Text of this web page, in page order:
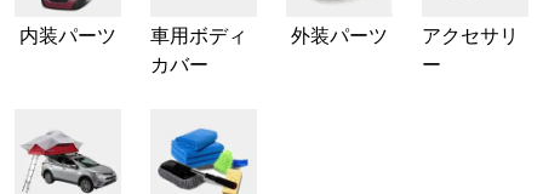
内装パーツ
車用ボディ
カバー
外装パーツ
アクセサリ
ー